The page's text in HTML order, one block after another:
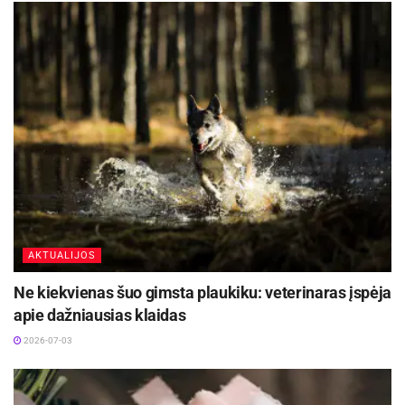
AKTUALIJOS
Ne kiekvienas šuo gimsta plaukiku: veterinaras įspėja
apie dažniausias klaidas
2026-07-03